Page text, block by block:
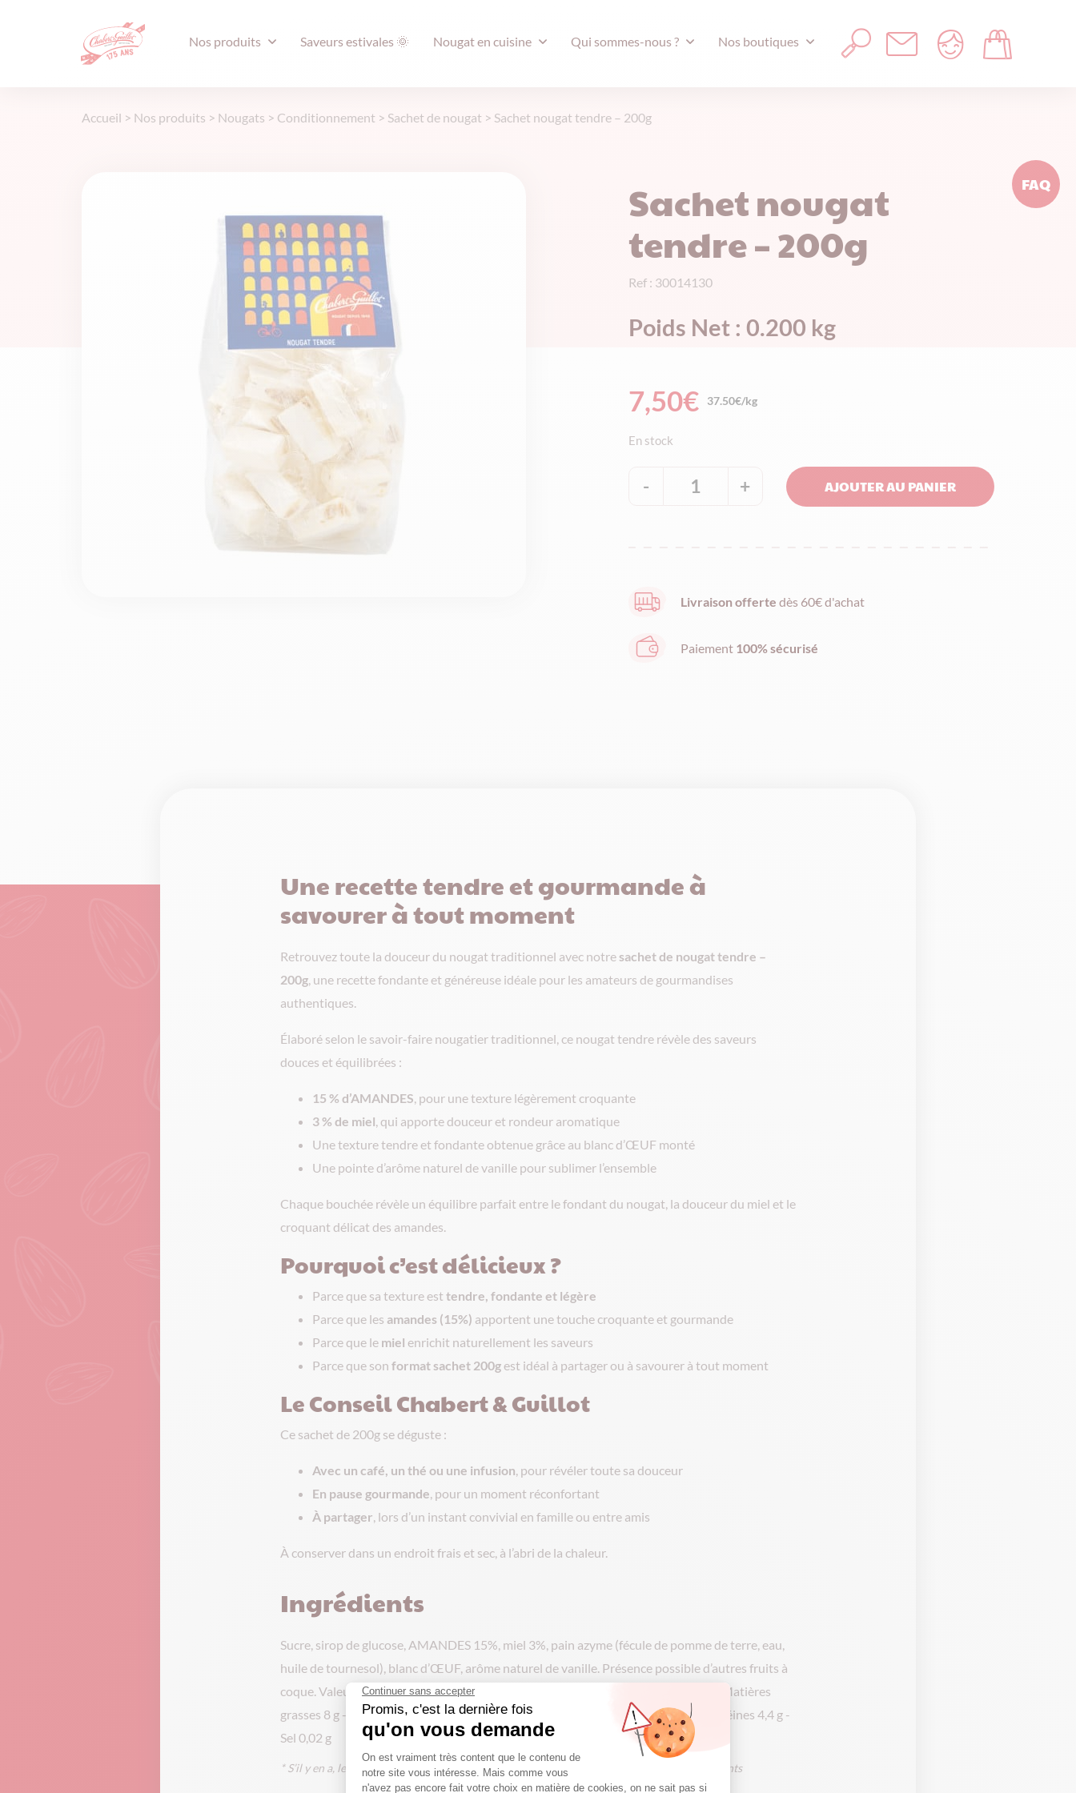
Nos produits Saveurs estivales 🌞 Nougat en cuisine Qui sommes-nous ? Nos boutiques
Accueil > Nos produits > Nougats > Conditionnement > Sachet de nougat > Sachet nougat tendre – 200g
Sachet nougat
tendre – 200g
Ref : 30014130
Poids Net : 0.200 kg
7,50€ 37.50€/kg
En stock
-
quantité
-
1 + AJOUTER AU PANIER
Livraison offerte dès 60€ d'achat
Paiement 100% sécurisé
Une recette tendre et gourmande à
savourer à tout moment
Retrouvez toute la douceur du nougat traditionnel avec notre sachet de nougat tendre –
200g, une recette fondante et généreuse idéale pour les amateurs de gourmandises
authentiques.
Élaboré selon le savoir-faire nougatier traditionnel, ce nougat tendre révèle des saveurs
douces et équilibrées :
15 % d’AMANDES, pour une texture légèrement croquante
3 % de miel, qui apporte douceur et rondeur aromatique
Une texture tendre et fondante obtenue grâce au blanc d’ŒUF monté
Une pointe d’arôme naturel de vanille pour sublimer l’ensemble
Chaque bouchée révèle un équilibre parfait entre le fondant du nougat, la douceur du miel et le
croquant délicat des amandes.
Pourquoi c’est délicieux ?
Parce que sa texture est tendre, fondante et légère
Parce que les amandes (15%) apportent une touche croquante et gourmande
Parce que le miel enrichit naturellement les saveurs
Parce que son format sachet 200gest idéal à partager ou à savourer à tout moment
Le Conseil Chabert & Guillot
Ce sachet de 200g se déguste :
Avec un café, un thé ou une infusion, pour révéler toute sa douceur
En pause gourmande, pour un moment réconfortant
À partager, lors d’un instant convivial en famille ou entre amis
À conserver dans un endroit frais et sec, à l’abri de la chaleur.
Ingrédients
Sucre, sirop de glucose, AMANDES 15%, miel 3%, pain azyme (fécule de pomme de terre, eau,
huile de tournesol), blanc d’ŒUF, arôme naturel de vanille. Présence possible d’autres fruits à
coque. Valeurs nutritionnelles moyennes pour 100g : Energie: 1735kJ /411 kcal - Matières
grasses 8 g - dont acides gras saturés 0,7 g - Glucides 79 g - dont sucres 69 g - Protéines 4,4 g -
Sel 0,02 g
* S’il y en a, les produits allergènes sont indiqués en MAJUSCULES dans la liste des ingrédients
FAQ